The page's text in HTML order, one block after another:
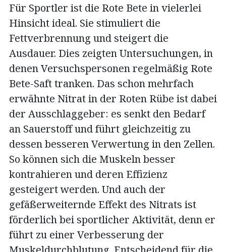
Für Sportler ist die Rote Bete in vielerlei
Hinsicht ideal. Sie stimuliert die
Fettverbrennung und steigert die
Ausdauer. Dies zeigten Untersuchungen, in
denen Versuchspersonen regelmäßig Rote
Bete-Saft tranken. Das schon mehrfach
erwähnte Nitrat in der Roten Rübe ist dabei
der Ausschlaggeber: es senkt den Bedarf
an Sauerstoff und führt gleichzeitig zu
dessen besseren Verwertung in den Zellen.
So können sich die Muskeln besser
kontrahieren und deren Effizienz
gesteigert werden. Und auch der
gefäßerweiternde Effekt des Nitrats ist
förderlich bei sportlicher Aktivität, denn er
führt zu einer Verbesserung der